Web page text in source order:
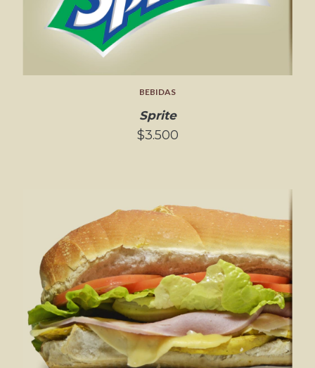
BEBIDAS
Sprite
$3.500